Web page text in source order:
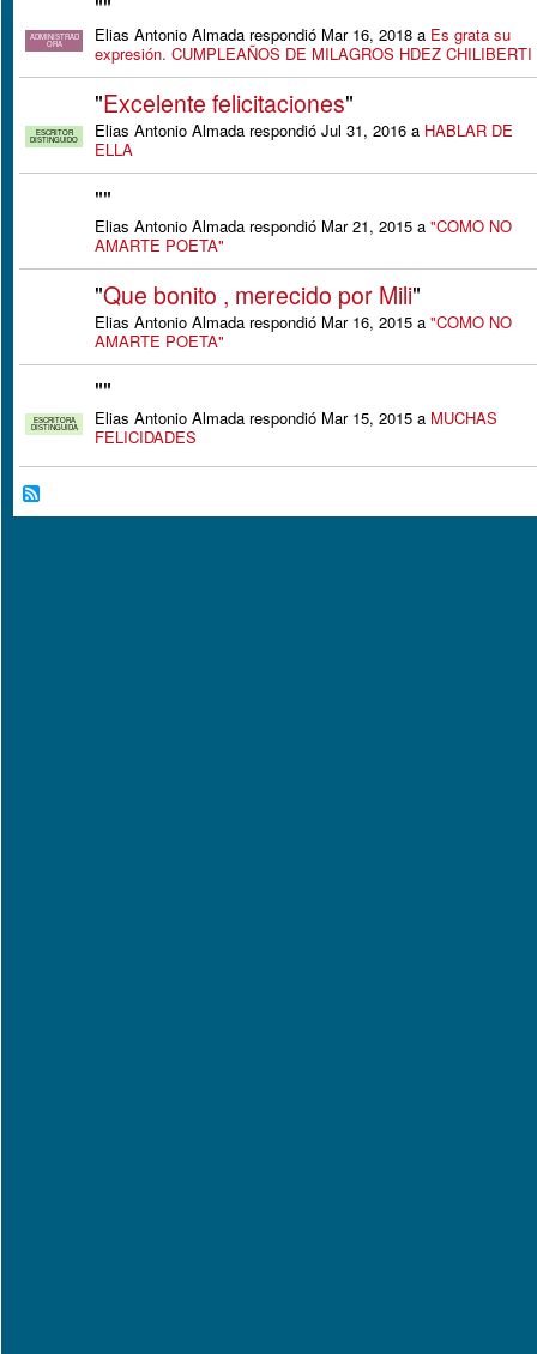
ADMINISTRAD
ORA Elias Antonio Almada respondió Mar 16, 2018 a Es grata su
expresión. CUMPLEAÑOS DE MILAGROS HDEZ CHILIBERTI
ESCRITOR
DISTINGUIDO
"Excelente felicitaciones"
Elias Antonio Almada respondió Jul 31, 2016 a HABLAR DE
ELLA
""
Elias Antonio Almada respondió Mar 21, 2015 a "COMO NO
AMARTE POETA"
"Que bonito , merecido por Mili"
Elias Antonio Almada respondió Mar 16, 2015 a "COMO NO
AMARTE POETA"
ESCRITORA
DISTINGUIDA
""
Elias Antonio Almada respondió Mar 15, 2015 a MUCHAS
FELICIDADES